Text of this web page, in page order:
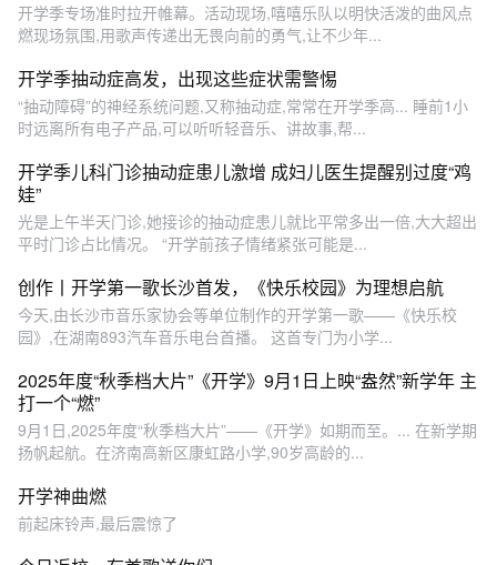
开学季专场准时拉开帷幕。活动现场,嘻嘻乐队以明快活泼的曲风点
燃现场氛围,用歌声传递出无畏向前的勇气,让不少年...
开学季抽动症高发，出现这些症状需警惕
“抽动障碍”的神经系统问题,又称抽动症,常常在开学季高... 睡前1小
时远离所有电子产品,可以听听轻音乐、讲故事,帮...
开学季儿科门诊抽动症患儿激增 成妇儿医生提醒别过度“鸡
娃”
光是上午半天门诊,她接诊的抽动症患儿就比平常多出一倍,大大超出
平时门诊占比情况。 “开学前孩子情绪紧张可能是...
创作丨开学第一歌长沙首发，《快乐校园》为理想启航
今天,由长沙市音乐家协会等单位制作的开学第一歌——《快乐校
园》,在湖南893汽车音乐电台首播。 这首专门为小学...
2025年度“秋季档大片”《开学》9月1日上映“盎然”新学年 主
打一个“燃”
9月1日,2025年度“秋季档大片”——《开学》如期而至。... 在新学期
扬帆起航。在济南高新区康虹路小学,90岁高龄的...
开学神曲燃
前起床铃声,最后震惊了